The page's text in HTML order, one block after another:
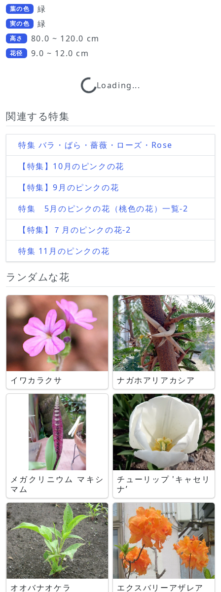
葉の色 緑
実の色 緑
高さ 80.0 ~ 120.0 cm
花径 9.0 ~ 12.0 cm
Loading...Loading...
関連する特集
特集 バラ・ばら・薔薇・ローズ・Rose
【特集】10月のピンクの花
【特集】9月のピンクの花
特集 5月のピンクの花（桃色の花）一覧-2
【特集】７月のピンクの花-2
特集 11月のピンクの花
ランダムな花
イワカラクサ ナガホアリアカシア
メガクリニウム マキシ
マム
チューリップ 'キャセリ
ナ’
オオバナオケラ エクスバリーアザレア